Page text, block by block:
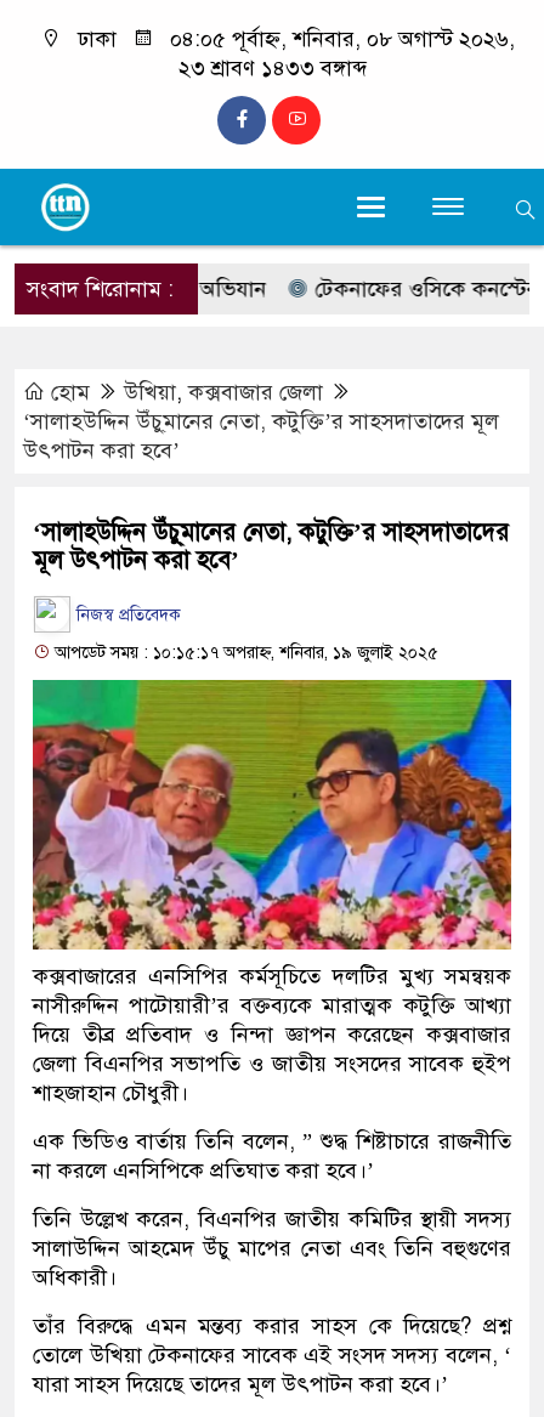
ঢাকা
০৪:০৫ পূর্বাহ্ন, শনিবার, ০৮ অগাস্ট ২০২৬,
২৩ শ্রাবণ ১৪৩৩ বঙ্গাব্দ
সংবাদ শিরোনাম :
প্রশাসনের অভিযান টেকনাফের ওসিকে কনস্টেবলের
হোম উখিয়া,কক্সবাজার জেলা
‘সালাহউদ্দিন উঁচু্মানের নেতা, কটুক্তি’র সাহসদাতাদের মূল
উৎপাটন করা হবে’
‘সালাহউদ্দিন উঁচু্মানের নেতা, কটুক্তি’র সাহসদাতাদের
মূল উৎপাটন করা হবে’
নিজস্ব প্রতিবেদক
আপডেট সময় : ১০:১৫:১৭ অপরাহ্ন, শনিবার, ১৯ জুলাই ২০২৫
কক্সবাজারের এনসিপির কর্মসূচিতে দলটির মুখ্য সমন্বয়ক
নাসীরুদ্দিন পাটোয়ারী’র বক্তব্যকে মারাত্মক কটুক্তি আখ্যা
দিয়ে তীব্র প্রতিবাদ ও নিন্দা জ্ঞাপন করেছেন কক্সবাজার
জেলা বিএনপির সভাপতি ও জাতীয় সংসদের সাবেক হুইপ
শাহজাহান চৌধুরী।
এক ভিডিও বার্তায় তিনি বলেন, ” শুদ্ধ শিষ্টাচারে রাজনীতি
না করলে এনসিপিকে প্রতিঘাত করা হবে।’
তিনি উল্লেখ করেন, বিএনপির জাতীয় কমিটির স্থায়ী সদস্য
সালাউদ্দিন আহমেদ উঁচু মাপের নেতা এবং তিনি বহুগুণের
অধিকারী।
তাঁর বিরুদ্ধে এমন মন্তব্য করার সাহস কে দিয়েছে? প্রশ্ন
তোলে উখিয়া টেকনাফের সাবেক এই সংসদ সদস্য বলেন, ‘
যারা সাহস দিয়েছে তাদের মূল উৎপাটন করা হবে।’